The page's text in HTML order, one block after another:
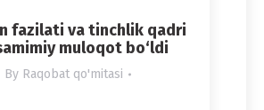
fazilati va tinchlik qadri
muloqot bo‘ldi
By Raqobat qo'mitasi